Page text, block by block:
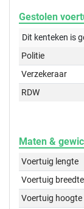
Gestolen
Dit kenteken is
Politie
Verzekeraar
RDW
Maten &
Voertuig lengte
Voertuig breedte
Voertuig hoogte